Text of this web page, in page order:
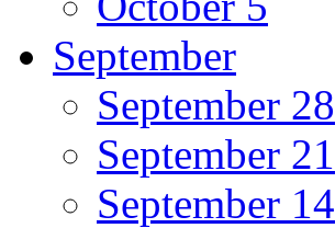
September
September 28
September 21
September 14